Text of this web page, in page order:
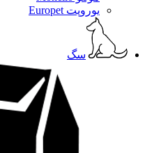
یوروپت Europet
سگ